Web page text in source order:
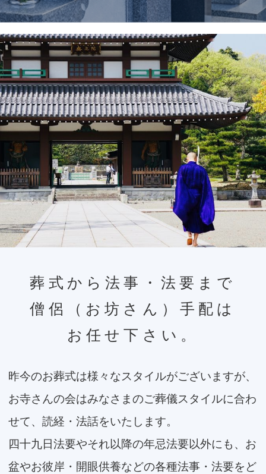
葬式から法事・法要まで
僧侶（お坊さん）手配は
お任せ下さい。
昨今のお葬式は様々なスタイルがございますが、
お寺さんの会はみなさまのご葬儀スタイルに合わ
せて、読経・法話をいたします。
四十九日法要やそれ以降の年忌法要以外にも、お
盆やお彼岸・開眼供養などの各種法事・法要をど